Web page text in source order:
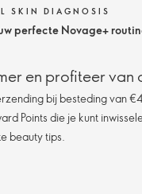
SKIN DIAGNOSIS
perfecte Novage+
en profiteer van
bij besteding van
Points die je kunt
beauty tips.